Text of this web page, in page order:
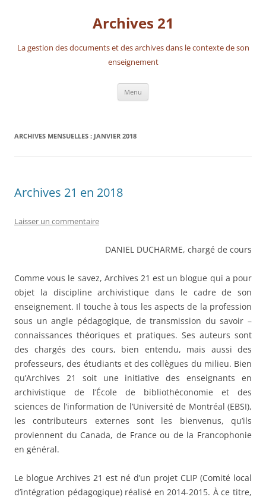
Archives 21
La gestion des documents et des archives dans le contexte de son
enseignement
Menu
ARCHIVES MENSUELLES : JANVIER 2018
Archives 21 en 2018
Laisser un commentaire
DANIEL DUCHARME, chargé de cours
Comme vous le savez, Archives 21 est un blogue qui a pour
objet la discipline archivistique dans le cadre de son
enseignement. Il touche à tous les aspects de la profession
sous un angle pédagogique, de transmission du savoir –
connaissances théoriques et pratiques. Ses auteurs sont
des chargés des cours, bien entendu, mais aussi des
professeurs, des étudiants et des collègues du milieu. Bien
qu’Archives 21 soit une initiative des enseignants en
archivistique de l’École de bibliothéconomie et des
sciences de l’information de l’Université de Montréal (EBSI),
les contributeurs externes sont les bienvenus, qu’ils
proviennent du Canada, de France ou de la Francophonie
en général.
Le blogue Archives 21 est né d’un projet CLIP (Comité local
d’intégration pédagogique) réalisé en 2014-2015. À ce titre,